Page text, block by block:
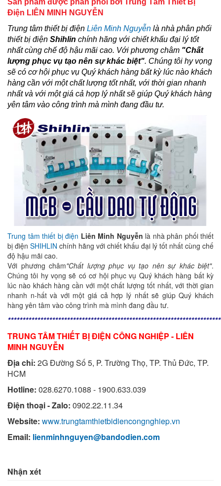
Điện LIÊN MINH NGUYỄN
Trung tâm thiết bị điện Liên Minh Nguyễn là nhà phân phối
thiết bị điện Shihlin chính hãng với chiết khấu đại lý tốt
nhất cùng chế độ hậu mãi cao. Với phương châm "Chất
lượng phục vụ tạo nên sự khác biệt". Chúng tôi hy vọng
sẽ có cơ hội phục vụ Quý khách hàng bất kỳ lúc nào khách
hàng cần với một chất lượng tốt nhất, với thời gian nhanh
nhất và với một giá cả hợp lý nhất sẽ giúp Quý khách hàng
yên tâm vào công trình mà mình đang đầu tư.
Trung tâm thiết bị điện Liên Minh Nguyễn là nhà phân phối thiết
bị điện SHIHLIN chính hãng với chiết khấu đại lý tốt nhất cùng chế
độ hậu mãi cao.
Với phương châm"Chất lượng phục vụ tạo nên sự khác biệt".
Chúng tôi hy vọng sẽ có cơ hội phục vụ Quý khách hàng bất kỳ
lúc nào khách hàng cần với một chất lượng tốt nhất, với thời gian
nhanh n-hất và với một giá cả hợp lý nhất sẽ giúp Quý khách
hàng yên tâm vào công trình mà mình đang đầu tư.
TRUNG TÂM THIẾT BỊ ĐIỆN CÔNG NGHIỆP - LIÊN
MINH NGUYỄN
Địa chỉ: 2G Đường Số 5, P. Trường Thọ, TP. Thủ Đức, TP.
HCM
Hotline: 028.6270.1088 - 1900.633.039
Điện thoại - Zalo: 0902.22.11.34
Website: www.trungtamthietbidiencongnghiep.vn
Email: lienminhnguyen@bandodien.com
Nhận xét